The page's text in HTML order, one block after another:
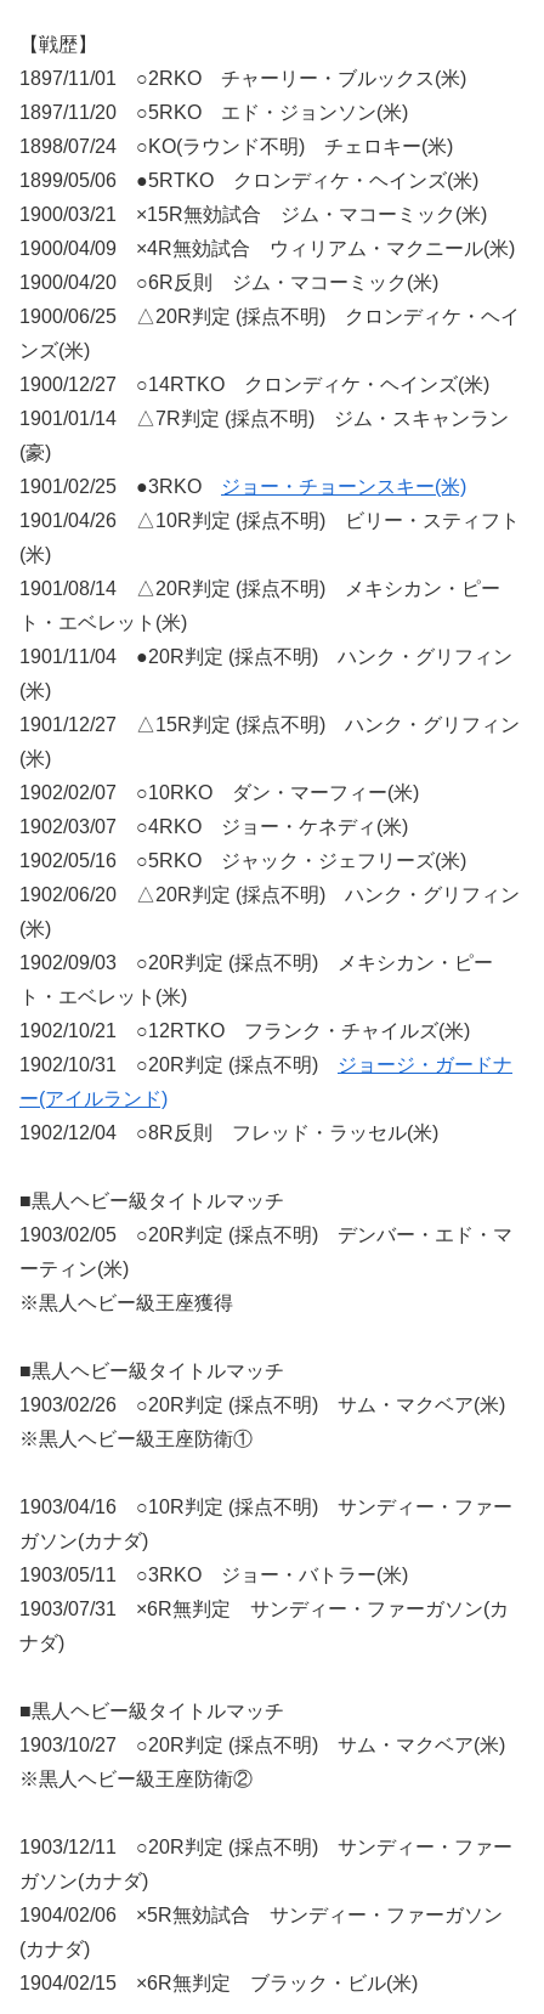
【戦歴】
1897/11/01 ○2RKO チャーリー・ブルックス(米)
1897/11/20 ○5RKO エド・ジョンソン(米)
1898/07/24 ○KO(ラウンド不明) チェロキー(米)
1899/05/06 ●5RTKO クロンディケ・ヘインズ(米)
1900/03/21 ×15R無効試合 ジム・マコーミック(米)
1900/04/09 ×4R無効試合 ウィリアム・マクニール(米)
1900/04/20 ○6R反則 ジム・マコーミック(米)
1900/06/25 △20R判定 (採点不明) クロンディケ・ヘイ
ンズ(米)
1900/12/27 ○14RTKO クロンディケ・ヘインズ(米)
1901/01/14 △7R判定 (採点不明) ジム・スキャンラン
(豪)
1901/02/25 ●3RKO
ジョー・チョーンスキー(米)
1901/04/26 △10R判定 (採点不明) ビリー・スティフト
(米)
1901/08/14 △20R判定 (採点不明) メキシカン・ピー
ト・エベレット(米)
1901/11/04 ●20R判定 (採点不明) ハンク・グリフィン
(米)
1901/12/27 △15R判定 (採点不明) ハンク・グリフィン
(米)
1902/02/07 ○10RKO ダン・マーフィー(米)
1902/03/07 ○4RKO ジョー・ケネディ(米)
1902/05/16 ○5RKO ジャック・ジェフリーズ(米)
1902/06/20 △20R判定 (採点不明) ハンク・グリフィン
(米)
1902/09/03 ○20R判定 (採点不明) メキシカン・ピー
ト・エベレット(米)
1902/10/21 ○12RTKO フランク・チャイルズ(米)
1902/10/31 ○20R判定 (採点不明)
ジョージ・ガードナ
ー(アイルランド)
1902/12/04 ○8R反則 フレッド・ラッセル(米)
■黒人ヘビー級タイトルマッチ
1903/02/05 ○20R判定 (採点不明) デンバー・エド・マ
ーティン(米)
※黒人ヘビー級王座獲得
■黒人ヘビー級タイトルマッチ
1903/02/26 ○20R判定 (採点不明) サム・マクベア(米)
※黒人ヘビー級王座防衛①
1903/04/16 ○10R判定 (採点不明) サンディー・ファー
ガソン(カナダ)
1903/05/11 ○3RKO ジョー・バトラー(米)
1903/07/31 ×6R無判定 サンディー・ファーガソン(カ
ナダ)
■黒人ヘビー級タイトルマッチ
1903/10/27 ○20R判定 (採点不明) サム・マクベア(米)
※黒人ヘビー級王座防衛②
1903/12/11 ○20R判定 (採点不明) サンディー・ファー
ガソン(カナダ)
1904/02/06 ×5R無効試合 サンディー・ファーガソン
(カナダ)
1904/02/15 ×6R無判定 ブラック・ビル(米)